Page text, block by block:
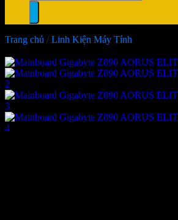
kiếm:
Trang chủ / Linh Kiện Máy Tính